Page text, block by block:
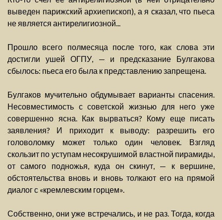
выведен парижский архиепископ), а я сказал, что пьеса
не является антирелигиозной...
Прошло всего полмесяца после того, как слова эти
достигли ушей ОГПУ, — и предсказание Булгакова
сбылось: пьеса его была к представлению запрещена.
Булгаков мучительно обдумывает варианты спасения.
Несовместимость с советской жизнью для него уже
совершенно ясна. Как вырваться? Кому еще писать
заявления? И приходит к выводу: разрешить его
головоломку может только один человек. Взгляд
скользит по уступам несокрушимой властной пирамиды,
от самого подножья, куда он скинут, — к вершине,
обстоятельства вновь и вновь толкают его на прямой
диалог с «кремлевским горцем».
Собственно, они уже встречались, и не раз. Тогда, когда